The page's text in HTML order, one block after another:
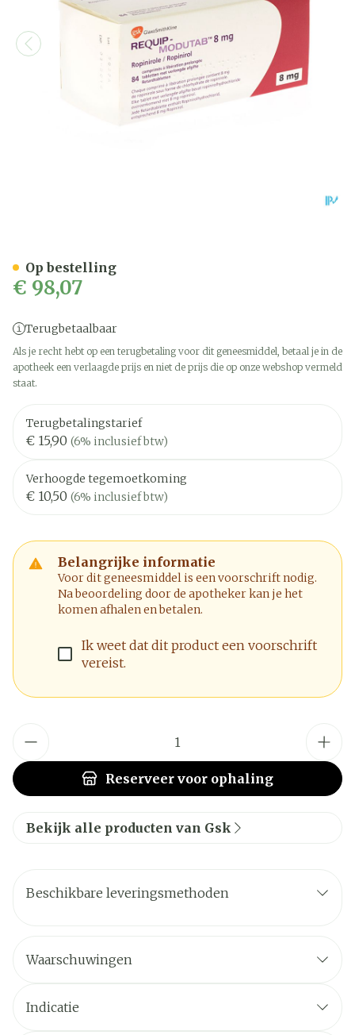
€ 98,07
Terugbetaalbaar
Als je recht hebt op een terugbetaling voor dit geneesmiddel, betaal je in de
apotheek een verlaagde prijs en niet de prijs die op onze webshop vermeld
staat.
Terugbetalingstarief
€ 15,90 (6% inclusief btw)
Verhoogde tegemoetkoming
€ 10,50 (6% inclusief btw)
Belangrijke informatie
Voor dit geneesmiddel is een voorschrift nodig.
Na beoordeling door de apotheker kan je het
komen afhalen en betalen.
Ik weet dat dit product een voorschrift
vereist.
Reserveer voor ophaling
Op bestelling
Bekijk alle producten van Gsk
Beschikbare leveringsmethoden
Waarschuwingen
Indicatie